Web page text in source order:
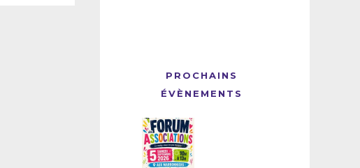
PROCHAINS
ÉVÈNEMENTS